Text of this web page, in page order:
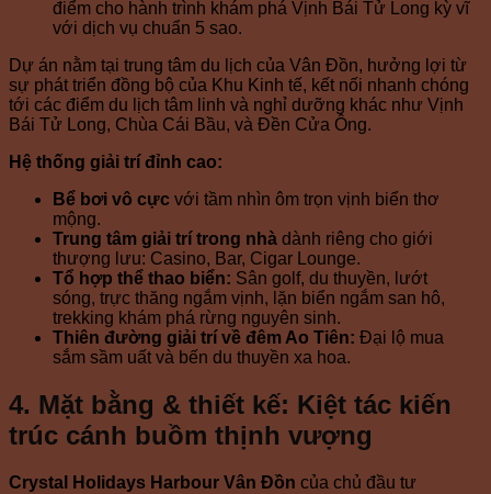
điểm cho hành trình khám phá Vịnh Bái Tử Long kỳ vĩ
với dịch vụ chuẩn 5 sao.
Dự án nằm tại trung tâm du lịch của Vân Đồn, hưởng lợi từ
sự phát triển đồng bộ của Khu Kinh tế, kết nối nhanh chóng
tới các điểm du lịch tâm linh và nghỉ dưỡng khác như Vịnh
Bái Tử Long, Chùa Cái Bầu, và Đền Cửa Ông.
Hệ thống giải trí đỉnh cao:
Bể bơi vô cực với tầm nhìn ôm trọn vịnh biển thơ
mộng.
Trung tâm giải trí trong nhà dành riêng cho giới
thượng lưu: Casino, Bar, Cigar Lounge.
Tổ hợp thể thao biển: Sân golf, du thuyền, lướt
sóng, trực thăng ngắm vịnh, lặn biển ngắm san hô,
trekking khám phá rừng nguyên sinh.
Thiên đường giải trí về đêm Ao Tiên: Đại lộ mua
sắm sầm uất và bến du thuyền xa hoa.
4. Mặt bằng & thiết kế: Kiệt tác kiến
trúc cánh buồm thịnh vượng
Crystal Holidays Harbour Vân Đồn của chủ đầu tư